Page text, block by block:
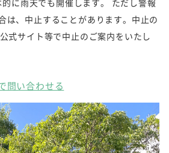
は、中止することがあります。中止の
式サイト等で中止のご案内をいたし
問い合わせる